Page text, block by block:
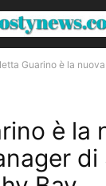
Guarino è la
è la
di